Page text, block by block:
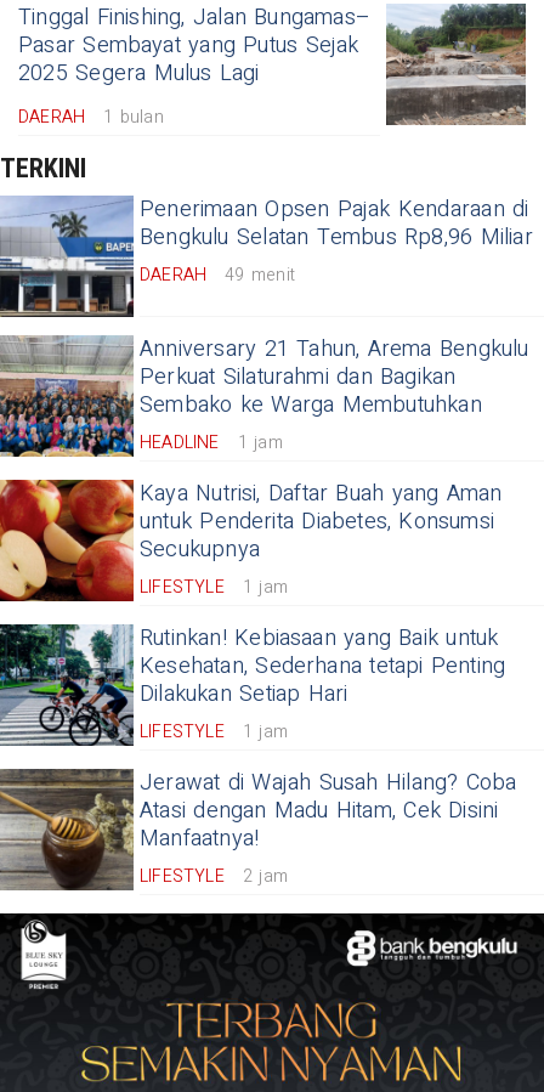
Tinggal Finishing, Jalan Bungamas–
Pasar Sembayat yang Putus Sejak
2025 Segera Mulus Lagi
DAERAH 1 bulan
TERKINI
Penerimaan Opsen Pajak Kendaraan di
Bengkulu Selatan Tembus Rp8,96 Miliar
DAERAH 49 menit
Anniversary 21 Tahun, Arema Bengkulu
Perkuat Silaturahmi dan Bagikan
Sembako ke Warga Membutuhkan
HEADLINE 1 jam
Kaya Nutrisi, Daftar Buah yang Aman
untuk Penderita Diabetes, Konsumsi
Secukupnya
LIFESTYLE 1 jam
Rutinkan! Kebiasaan yang Baik untuk
Kesehatan, Sederhana tetapi Penting
Dilakukan Setiap Hari
LIFESTYLE 1 jam
Jerawat di Wajah Susah Hilang? Coba
Atasi dengan Madu Hitam, Cek Disini
Manfaatnya!
LIFESTYLE 2 jam